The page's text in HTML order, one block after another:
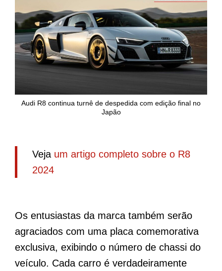
Audi R8 continua turnê de despedida com edição final no
Japão
Veja um artigo completo sobre o R8
2024
Os entusiastas da marca também serão
agraciados com uma placa comemorativa
exclusiva, exibindo o número de chassi do
veículo. Cada carro é verdadeiramente